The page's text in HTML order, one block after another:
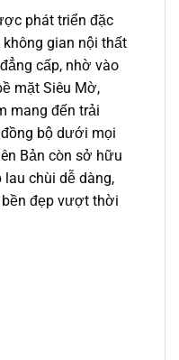
phát triển đặc
gian nội thất
cấp, nhờ vào
mặt Siêu Mờ,
mang đến trải
bộ dưới mọi
Bản còn sở hữu
chùi dễ dàng,
đẹp vượt thời